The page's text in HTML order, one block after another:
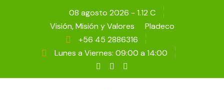
08 agosto 2026 - 1.12 C
Visión, Misión y Valores
Pladeco
+56 45 2886316
Lunes a Viernes: 09:00 a 14:00